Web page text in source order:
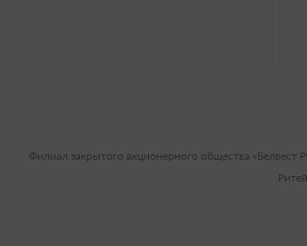
Филиал закрытого акционерного общества